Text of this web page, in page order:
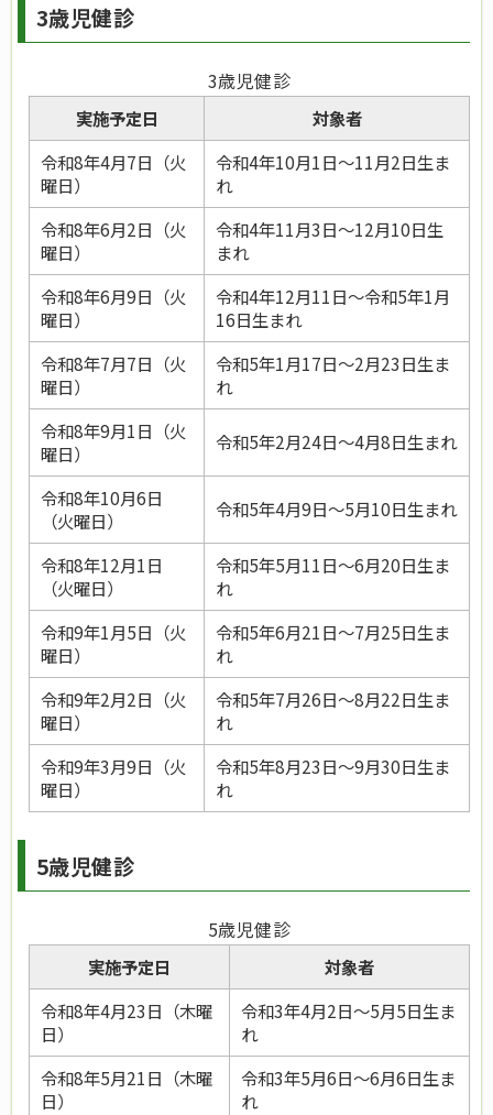
3歳児健診
3歳児健診
実施予定日
対象者
令和8年4月7日（火
曜日）
令和4年10月1日～11月2日生ま
れ
令和8年6月2日（火
曜日）
令和4年11月3日～12月10日生
まれ
令和8年6月9日（火
曜日）
令和4年12月11日～令和5年1月
16日生まれ
令和8年7月7日（火
曜日）
令和5年1月17日～2月23日生ま
れ
令和8年9月1日（火
曜日）
令和5年2月24日～4月8日生まれ
令和8年10月6日
（火曜日）
令和5年4月9日～5月10日生まれ
令和8年12月1日
（火曜日）
令和5年5月11日～6月20日生ま
れ
令和9年1月5日（火
曜日）
令和5年6月21日～7月25日生ま
れ
令和9年2月2日（火
曜日）
令和5年7月26日～8月22日生ま
れ
令和9年3月9日（火
曜日）
令和5年8月23日～9月30日生ま
れ
5歳児健診
5歳児健診
実施予定日
対象者
令和8年4月23日（木曜
日）
令和3年4月2日～5月5日生ま
れ
令和8年5月21日（木曜
日）
令和3年5月6日～6月6日生ま
れ